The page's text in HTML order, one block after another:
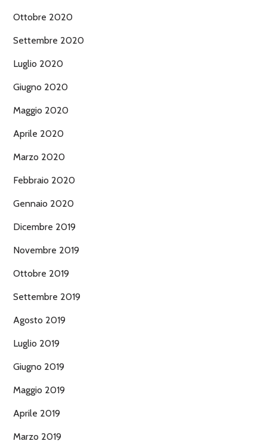
Ottobre 2020
Settembre 2020
Luglio 2020
Giugno 2020
Maggio 2020
Aprile 2020
Marzo 2020
Febbraio 2020
Gennaio 2020
Dicembre 2019
Novembre 2019
Ottobre 2019
Settembre 2019
Agosto 2019
Luglio 2019
Giugno 2019
Maggio 2019
Aprile 2019
Marzo 2019